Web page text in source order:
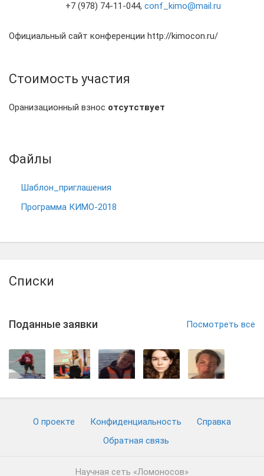
+7 (978) 74-11-044, conf kimo@mail.ru
Официальный сайт конференции http://kimocon.ru/
Стоимость участия
Оранизационный взнос отсутствует
Файлы
Шаблон_приглашения
Программа КИМО-2018
Списки
Поданные заявки Посмотреть все
О проекте Конфиденциальность
Cправка
Обратная связь
Научная сеть «Ломоносов»